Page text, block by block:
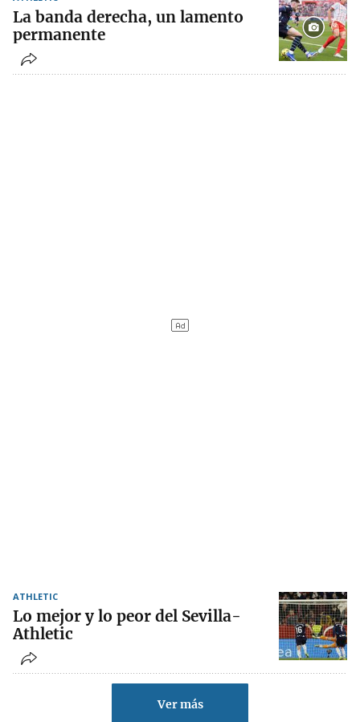
La banda derecha, un lamento
permanente
ATHLETIC
Lo mejor y lo peor del Sevilla-
Athletic
Ver más